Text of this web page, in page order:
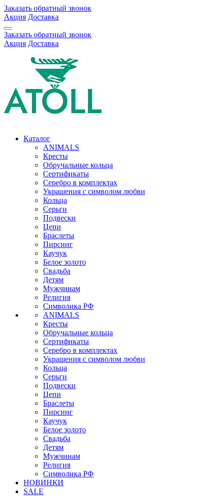
Заказать обратный звонок
Акция Доставка
Заказать обратный звонок
Акция Доставка
Каталог
ANIMALS
Кресты
Обручальные кольца
Сертификаты
Серебро в комплектах
Украшения с символом любви
Кольца
Серьги
Подвески
Цепи
Браслеты
Пирсинг
Каучук
Белое золото
Свадьба
Детям
Мужчинам
Религия
Символика РФ
ANIMALS
Кресты
Обручальные кольца
Сертификаты
Серебро в комплектах
Украшения с символом любви
Кольца
Серьги
Подвески
Цепи
Браслеты
Пирсинг
Каучук
Белое золото
Свадьба
Детям
Мужчинам
Религия
Символика РФ
НОВИНКИ
SALE